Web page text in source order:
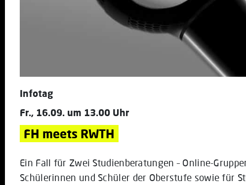
Infotag
Fr., 16.09. um 13.00 Uhr
FH meets RWTH
Ein Fall für Zwei Studienberatungen – Online-
Schülerinnen und Schüler der Oberstufe sowie für